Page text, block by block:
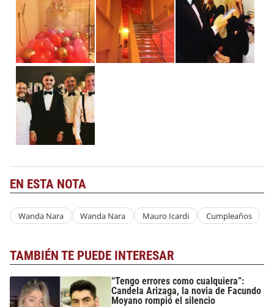
EN ESTA NOTA
Wanda Nara Wanda Nara Mauro Icardi Cumpleaños
TAMBIÉN TE PUEDE INTERESAR
“Tengo errores como cualquiera”:
Candela Arizaga, la novia de Facundo
Moyano rompió el silencio